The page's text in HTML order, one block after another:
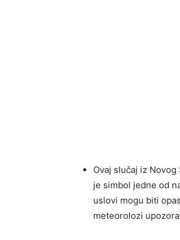
Ovaj slučaj iz
je simbol jedne od
uslovi mogu biti
meteorolozi